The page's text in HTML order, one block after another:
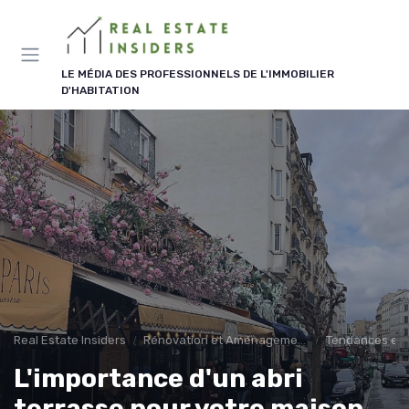
LE MÉDIA DES PROFESSIONNELS DE L'IMMOBILIER
D'HABITATION
Real Estate Insiders Rénovation et Aménagement Tendances
L'importance d'un abri